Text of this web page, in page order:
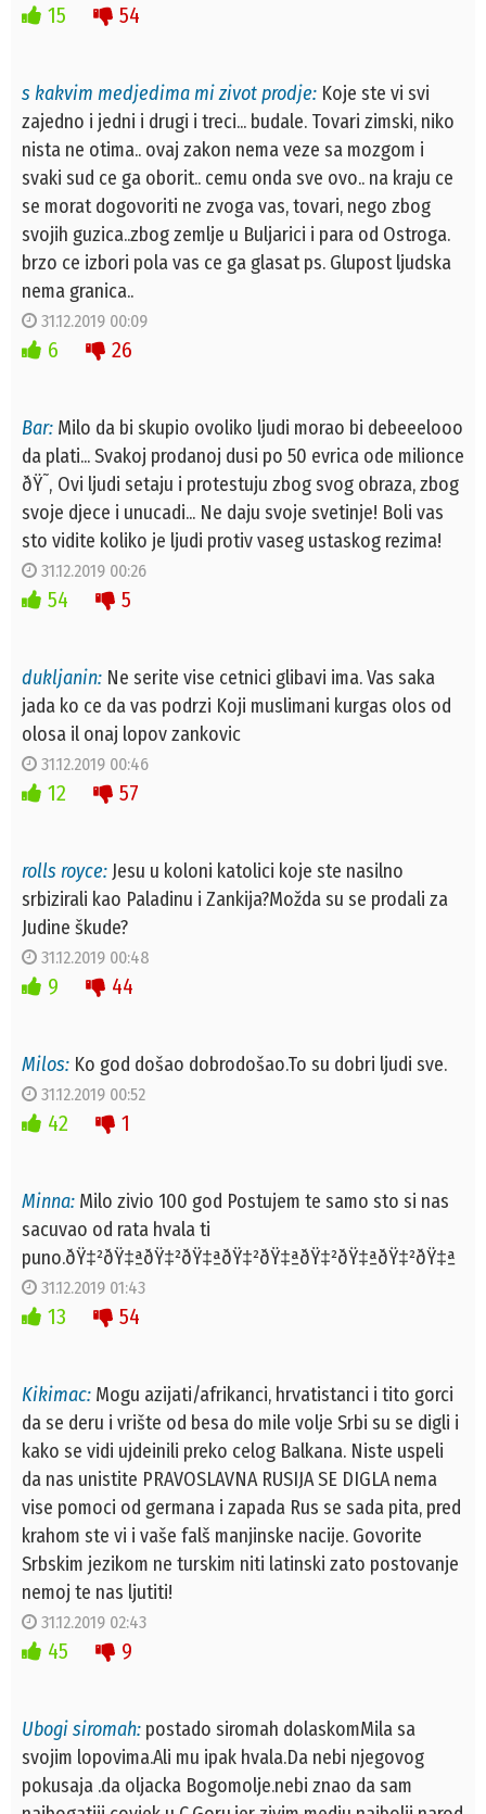
15 54
s kakvim medjedima mi zivot prodje: Koje ste vi svi
zajedno i jedni i drugi i treci... budale. Tovari zimski, niko
nista ne otima.. ovaj zakon nema veze sa mozgom i
svaki sud ce ga oborit.. cemu onda sve ovo.. na kraju ce
se morat dogovoriti ne zvoga vas, tovari, nego zbog
svojih guzica..zbog zemlje u Buljarici i para od Ostroga.
brzo ce izbori pola vas ce ga glasat ps. Glupost ljudska
nema granica..
31.12.2019 00:09
6 26
Bar: Milo da bi skupio ovoliko ljudi morao bi debeeelooo
da plati... Svakoj prodanoj dusi po 50 evrica ode milionce
ðŸ˜‚ Ovi ljudi setaju i protestuju zbog svog obraza, zbog
svoje djece i unucadi... Ne daju svoje svetinje! Boli vas
sto vidite koliko je ljudi protiv vaseg ustaskog rezima!
31.12.2019 00:26
54 5
dukljanin: Ne serite vise cetnici glibavi ima. Vas saka
jada ko ce da vas podrzi Koji muslimani kurgas olos od
olosa il onaj lopov zankovic
31.12.2019 00:46
12 57
rolls royce: Jesu u koloni katolici koje ste nasilno
srbizirali kao Paladinu i Zankija?Možda su se prodali za
Judine škude?
31.12.2019 00:48
9 44
Milos: Ko god došao dobrodošao.To su dobri ljudi sve.
31.12.2019 00:52
42 1
Minna: Milo zivio 100 god Postujem te samo sto si nas
sacuvao od rata hvala ti
puno.ðŸ‡²ðŸ‡ªðŸ‡²ðŸ‡ªðŸ‡²ðŸ‡ªðŸ‡²ðŸ‡ªðŸ‡²ðŸ‡ª
31.12.2019 01:43
13 54
Kikimac: Mogu azijati/afrikanci, hrvatistanci i tito gorci
da se deru i vrište od besa do mile volje Srbi su se digli i
kako se vidi ujdeinili preko celog Balkana. Niste uspeli
da nas unistite PRAVOSLAVNA RUSIJA SE DIGLA nema
vise pomoci od germana i zapada Rus se sada pita, pred
krahom ste vi i vaše falš manjinske nacije. Govorite
Srbskim jezikom ne turskim niti latinski zato postovanje
nemoj te nas ljutiti!
31.12.2019 02:43
45 9
Ubogi siromah: postado siromah dolaskomMila sa
svojim lopovima.Ali mu ipak hvala.Da nebi njegovog
pokusaja .da oljacka Bogomolje.nebi znao da sam